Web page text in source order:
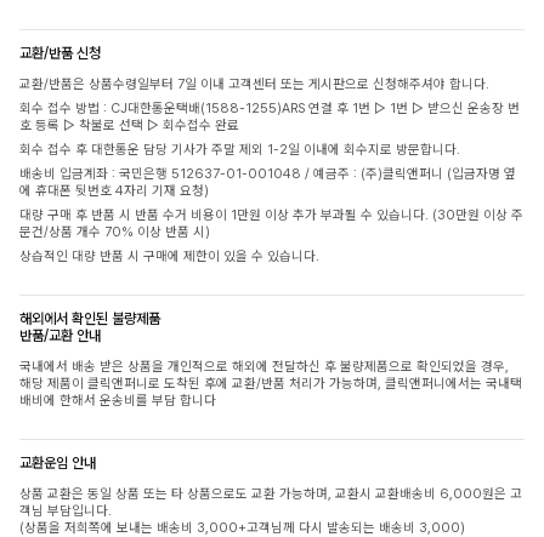
교환/반품 신청
교환/반품은 상품수령일부터 7일 이내 고객센터 또는 게시판으로 신청해주셔야 합니다.
회수 접수 방법 : CJ대한통운택배(1588-1255)ARS 연결 후 1번 ▷ 1번 ▷ 받으신 운송장 번
호 등록 ▷ 착불로 선택 ▷ 회수접수 완료
회수 접수 후 대한통운 담당 기사가 주말 제외 1-2일 이내에 회수지로 방문합니다.
배송비 입금계좌 : 국민은행 512637-01-001048 / 예금주 : (주)클릭앤퍼니 (입금자명 옆
에 휴대폰 뒷번호 4자리 기재 요청)
대량 구매 후 반품 시 반품 수거 비용이 1만원 이상 추가 부과될 수 있습니다. (30만원 이상 주
문건/상품 개수 70% 이상 반품 시)
상습적인 대량 반품 시 구매에 제한이 있을 수 있습니다.
해외에서 확인된 불량제품
반품/교환 안내
국내에서 배송 받은 상품을 개인적으로 해외에 전달하신 후 불량제품으로 확인되었을 경우,
해당 제품이 클릭앤퍼니로 도착된 후에 교환/반품 처리가 가능하며, 클릭앤퍼니에서는 국내택
배비에 한해서 운송비를 부담 합니다
교환운임 안내
상품 교환은 동일 상품 또는 타 상품으로도 교환 가능하며, 교환시 교환배송비 6,000원은 고
객님 부담입니다.
(상품을 저희쪽에 보내는 배송비 3,000+고객님께 다시 발송되는 배송비 3,000)